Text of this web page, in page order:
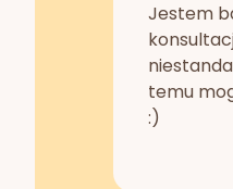
Jestem
temu
:)